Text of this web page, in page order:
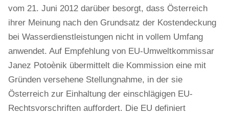
vom 21. Juni 2012 darüber besorgt, dass Österreich
ihrer Meinung nach den Grundsatz der Kostendeckung
bei Wasserdienstleistungen nicht in vollem Umfang
anwendet. Auf Empfehlung von EU-Umweltkommissar
Janez Potoènik übermittelt die Kommission eine mit
Gründen versehene Stellungnahme, in der sie
Österreich zur Einhaltung der einschlägigen EU-
Rechtsvorschriften auffordert. Die EU definiert